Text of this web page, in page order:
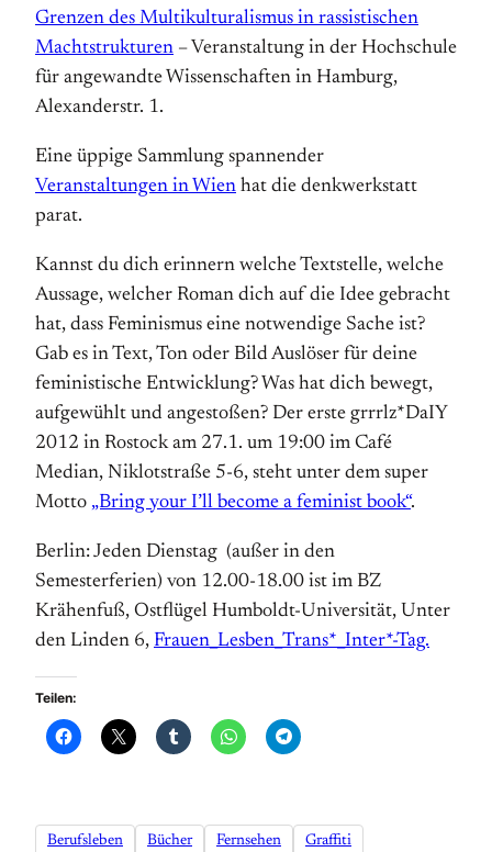
Grenzen des Multikulturalismus in rassistischen
Machtstrukturen – Veranstaltung in der Hochschule
für angewandte Wissenschaften in Hamburg,
Alexanderstr. 1.
Eine üppige Sammlung spannender
Veranstaltungen in Wien hat die denkwerkstatt
parat.
Kannst du dich erinnern welche Textstelle, welche
Aussage, welcher Roman dich auf die Idee gebracht
hat, dass Feminismus eine notwendige Sache ist?
Gab es in Text, Ton oder Bild Auslöser für deine
feministische Entwicklung? Was hat dich bewegt,
aufgewühlt und angestoßen? Der erste grrrlz*DaIY
2012 in Rostock am 27.1. um 19:00 im Café
Median, Niklotstraße 5-6, steht unter dem super
Motto „Bring your I’ll become a feminist book“.
Berlin: Jeden Dienstag (außer in den
Semesterferien) von 12.00-18.00 ist im BZ
Krähenfuß, Ostflügel Humboldt-Universität, Unter
den Linden 6, Frauen_Lesben_Trans*_Inter*-Tag.
Teilen:
Berufsleben Bücher Fernsehen Graffiti